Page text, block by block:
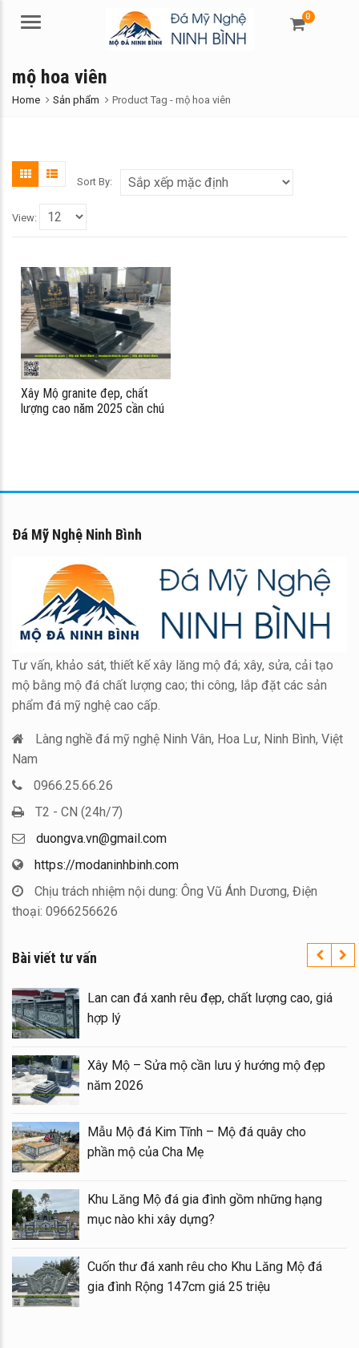
Menu
0
mộ hoa viên
Home Sản phẩm Product Tag - mộ hoa viên
Sort By:
View:
Xây Mộ granite đẹp, chất
lượng cao năm 2025 cần chú
Đá Mỹ Nghệ Ninh Bình
Tư vấn, khảo sát, thiết kế xây lăng mộ đá; xây, sửa, cải tạo
mộ bằng mộ đá chất lượng cao; thi công, lắp đặt các sản
phẩm đá mỹ nghệ cao cấp.
Làng nghề đá mỹ nghệ Ninh Vân, Hoa Lư, Ninh Bình, Việt
Nam
0966.25.66.26
T2 - CN (24h/7)
duongva.vn@gmail.com
https://modaninhbinh.com
Chịu trách nhiệm nội dung: Ông Vũ Ánh Dương, Điện
thoại: 0966256626
Bài viết tư vấn
đá
Lan can đá xanh rêu đẹp, chất lượng cao,
hợp lý
Xây Mộ – Sửa mộ cần lưu ý hướng mộ đẹp
năm 2026
Mẫu Mộ đá Kim Tĩnh – Mộ đá quây cho
phần mộ của Cha Mẹ
Khu Lăng Mộ đá gia đình gồm những hạng
mục nào khi xây dựng?
Cuốn thư đá xanh rêu cho Khu Lăng Mộ đá
gia đình Rộng 147cm giá 25 triệu